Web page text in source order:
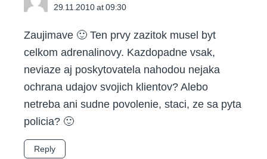
29.11.2010 at 09:30
Zaujimave 🙂 Ten prvy zazitok musel byt
celkom adrenalinovy. Kazdopadne vsak,
neviaze aj poskytovatela nahodou nejaka
ochrana udajov svojich klientov? Alebo
netreba ani sudne povolenie, staci, ze sa pyta
policia? 🙂
Reply